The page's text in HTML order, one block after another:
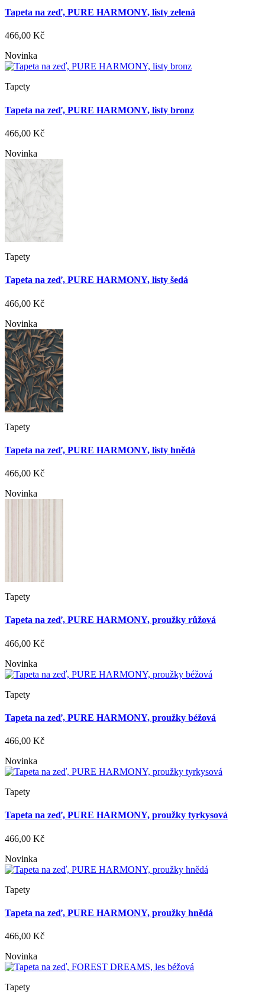
Tapeta na zeď, PURE HARMONY, listy zelená
466,00 Kč
Novinka
Tapety
Tapeta na zeď, PURE HARMONY, listy bronz
466,00 Kč
Novinka
Tapety
Tapeta na zeď, PURE HARMONY, listy šedá
466,00 Kč
Novinka
Tapety
Tapeta na zeď, PURE HARMONY, listy hnědá
466,00 Kč
Novinka
Tapety
Tapeta na zeď, PURE HARMONY, proužky růžová
466,00 Kč
Novinka
Tapety
Tapeta na zeď, PURE HARMONY, proužky béžová
466,00 Kč
Novinka
Tapety
Tapeta na zeď, PURE HARMONY, proužky tyrkysová
466,00 Kč
Novinka
Tapety
Tapeta na zeď, PURE HARMONY, proužky hnědá
466,00 Kč
Novinka
Tapety